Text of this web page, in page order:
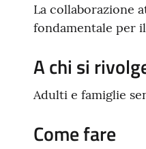
La collaborazione
fondamentale per
A chi si
Adulti e famiglie
Come fare